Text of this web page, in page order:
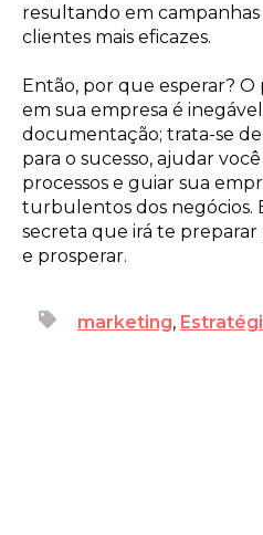
resultando em
clientes mais eficazes.
Então, por que esperar?
em sua empresa é
documentação; trata-se
para o sucesso, ajudar
processos e guiar sua
turbulentos dos negócios.
secreta que irá te preparar
e prosperar.
marketing,